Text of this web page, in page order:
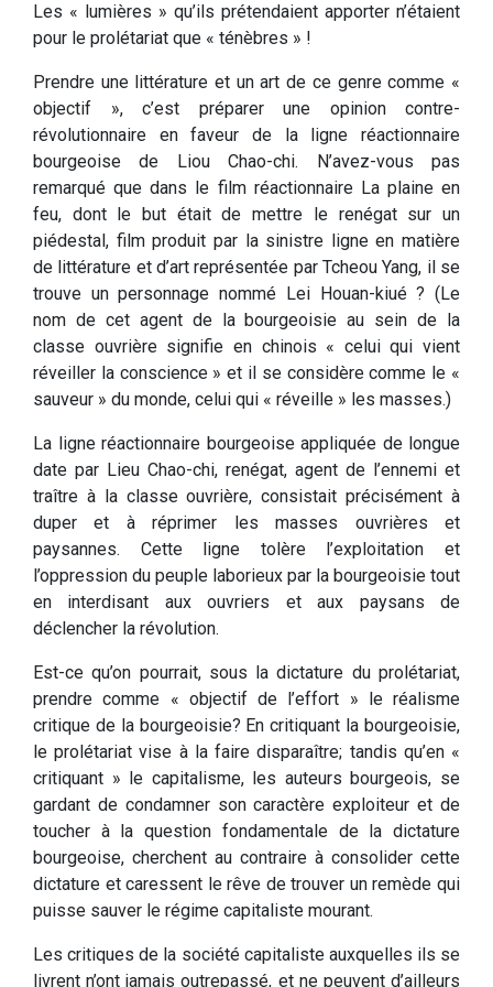
Les « lumières » qu’ils prétendaient apporter n’étaient
pour le prolétariat que « ténèbres » !
Prendre une littérature et un art de ce genre comme «
objectif », c’est préparer une opinion contre-
révolutionnaire en faveur de la ligne réactionnaire
bourgeoise de Liou Chao-chi. N’avez-vous pas
remarqué que dans le film réactionnaire La plaine en
feu, dont le but était de mettre le renégat sur un
piédestal, film produit par la sinistre ligne en matière
de littérature et d’art représentée par Tcheou Yang, il se
trouve un personnage nommé Lei Houan-kiué ? (Le
nom de cet agent de la bourgeoisie au sein de la
classe ouvrière signifie en chinois « celui qui vient
réveiller la conscience » et il se considère comme le «
sauveur » du monde, celui qui « réveille » les masses.)
La ligne réactionnaire bourgeoise appliquée de longue
date par Lieu Chao-chi, renégat, agent de l’ennemi et
traître à la classe ouvrière, consistait précisément à
duper et à réprimer les masses ouvrières et
paysannes. Cette ligne tolère l’exploitation et
l’oppression du peuple laborieux par la bourgeoisie tout
en interdisant aux ouvriers et aux paysans de
déclencher la révolution.
Est-ce qu’on pourrait, sous la dictature du prolétariat,
prendre comme « objectif de l’effort » le réalisme
critique de la bourgeoisie? En critiquant la bourgeoisie,
le prolétariat vise à la faire disparaître; tandis qu’en «
critiquant » le capitalisme, les auteurs bourgeois, se
gardant de condamner son caractère exploiteur et de
toucher à la question fondamentale de la dictature
bourgeoise, cherchent au contraire à consolider cette
dictature et caressent le rêve de trouver un remède qui
puisse sauver le régime capitaliste mourant.
Les critiques de la société capitaliste auxquelles ils se
livrent n’ont jamais outrepassé, et ne peuvent d’ailleurs